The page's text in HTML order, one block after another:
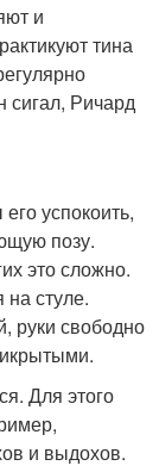
и
тина
сигал, Ричард
успокоить,
позу.
это сложно.
стуле.
руки свободно
Для этого
и выдохов.